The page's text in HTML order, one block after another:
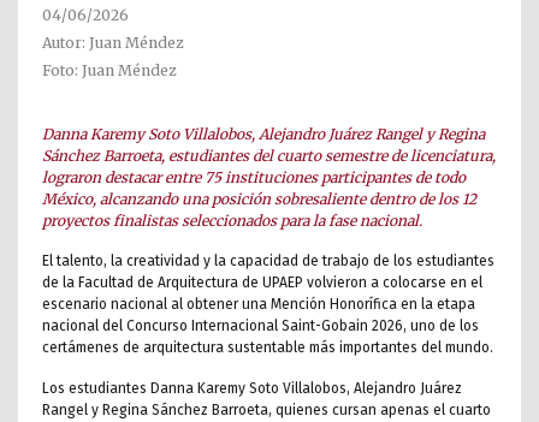
04/06/2026
Autor: Juan Méndez
Foto: Juan Méndez
Danna Karemy Soto Villalobos, Alejandro Juárez Rangel y Regina
Sánchez Barroeta, estudiantes del cuarto semestre de licenciatura,
lograron destacar entre 75 instituciones participantes de todo
México, alcanzando una posición sobresaliente dentro de los 12
proyectos finalistas seleccionados para la fase nacional.
El talento, la creatividad y la capacidad de trabajo de los estudiantes
de la Facultad de Arquitectura de UPAEP volvieron a colocarse en el
escenario nacional al obtener una Mención Honorífica en la etapa
nacional del Concurso Internacional Saint-Gobain 2026, uno de los
certámenes de arquitectura sustentable más importantes del mundo.
Los estudiantes Danna Karemy Soto Villalobos, Alejandro Juárez
Rangel y Regina Sánchez Barroeta, quienes cursan apenas el cuarto